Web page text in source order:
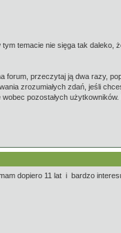
temacie nie sięga tak daleko,
przeczytaj ją dwa razy,
zrozumiałych zdań, jeśli
pozostałych
dopiero 11 lat i bardzo